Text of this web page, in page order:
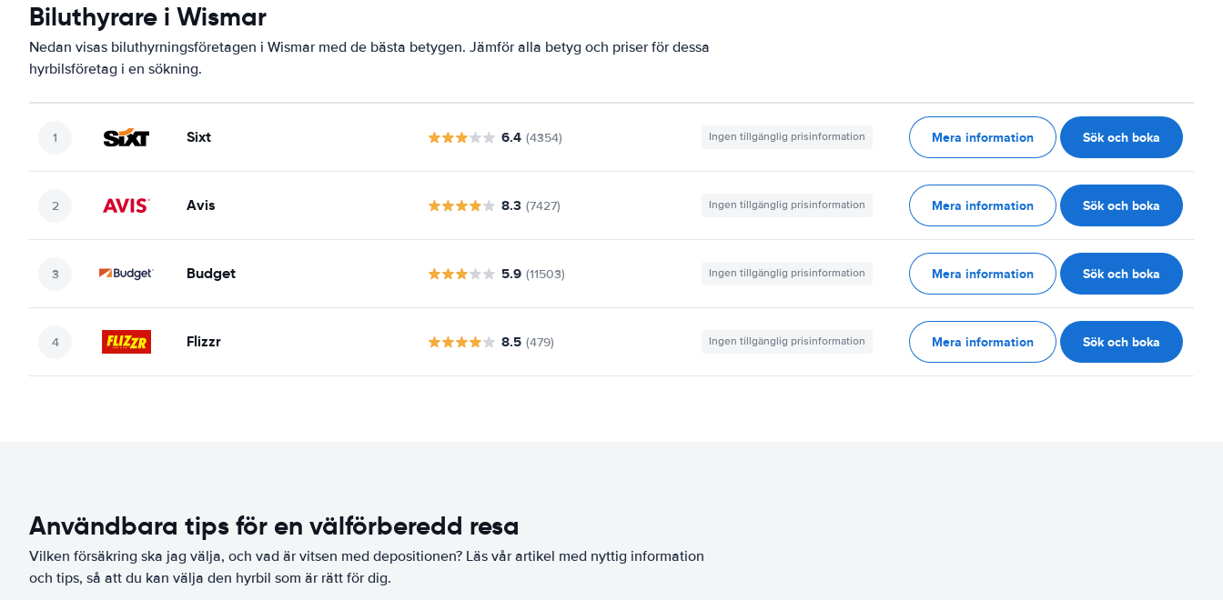
Biluthyrare i Wismar
Nedan visas biluthyrningsföretagen i Wismar med de bästa betygen. Jämför alla betyg och priser för dessa
hyrbilsföretag i en sökning.
Sixt 6.4 (4354) Ingen tillgänglig prisinformation Mera information Sök och boka
Avis 8.3 (7427) Ingen tillgänglig prisinformation Mera information Sök och boka
Budget 5.9 (11503) Ingen tillgänglig prisinformation Mera information Sök och boka
Flizzr 8.5 (479) Ingen tillgänglig prisinformation Mera information Sök och boka
Användbara tips för en välförberedd resa
Vilken försäkring ska jag välja, och vad är vitsen med depositionen? Läs vår artikel med nyttig information
och tips, så att du kan välja den hyrbil som är rätt för dig.